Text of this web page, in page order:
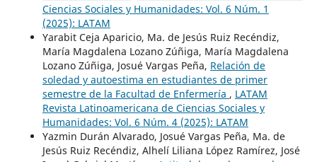
Ciencias Sociales y Humanidades: Vol. 6 Núm. 1
(2025): LATAM
Yarabit Ceja Aparicio, Ma. de Jesús Ruiz Recéndiz,
María Magdalena Lozano Zúñiga, María Magdalena
Lozano Zúñiga, Josué Vargas Peña, Relación de
soledad y autoestima en estudiantes de primer
semestre de la Facultad de Enfermería , LATAM
Revista Latinoamericana de Ciencias Sociales y
Humanidades: Vol. 6 Núm. 4 (2025): LATAM
Yazmin Durán Alvarado, Josué Vargas Peña, Ma. de
Jesús Ruiz Recéndiz, Alhelí Liliana López Ramírez, José